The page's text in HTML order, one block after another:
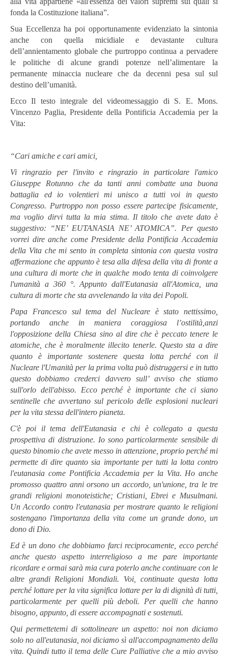
fonda la Costituzione italiana”.
Sua Eccellenza ha poi opportunamente evidenziato la sintonia
anche con quella micidiale e devastante cultura
dell’annientamento globale che purtroppo continua a pervadere
le politiche di alcune grandi potenze nell’alimentare la
permanente minaccia nucleare che da decenni pesa sul sul
destino dell’umanità.
Ecco Il testo integrale del videomessaggio di S. E. Mons.
Vincenzo Paglia, Presidente della Pontificia Accademia per la
Vita:
“Cari amiche e cari amici,
Vi ringrazio per l'invito e ringrazio in particolare l'amico
Giuseppe Rotunno che da tanti anni combatte una buona
battaglia ed io volentieri mi unisco a tutti voi in questo
Congresso. Purtroppo non posso essere partecipe fisicamente,
ma voglio dirvi tutta la mia stima. Il titolo che avete dato è
suggestivo: “NE’ EUTANASIA NE’ ATOMICA”. Per questo
vorrei dire anche come Presidente della Pontificia Accademia
della Vita che mi sento in completa sintonia con questa vostra
affermazione che appunto è tesa alla difesa della vita di fronte a
una cultura di morte che in qualche modo tenta di coinvolgere
l'umanità a 360 °. Appunto dall'Eutanasia all'Atomica, una
cultura di morte che sta avvelenando la vita dei Popoli.
Papa Francesco sul tema del Nucleare è stato nettissimo,
portando anche in maniera coraggiosa l’ostilità,anzi
l'opposizione della Chiesa sino al dire che è peccato tenere le
atomiche, che è moralmente illecito tenerle. Questo sta a dire
quanto è importante sostenere questa lotta perché con il
Nucleare l'Umanità per la prima volta può distruggersi e in tutto
questo dobbiamo crederci davvero sull’ avviso che stiamo
sull'orlo dell'abisso. Ecco perché è importante che ci siano
sentinelle che avvertano sul pericolo delle esplosioni nucleari
per la vita stessa dell'intero pianeta.
C'è poi il tema dell'Eutanasia e chi è collegato a questa
prospettiva di distruzione. Io sono particolarmente sensibile di
questo binomio che avete messo in attenzione, proprio perché mi
permette di dire quanto sia importante per tutti la lotta contro
l'eutanasia come Pontificia Accademia per la Vita. Ho anche
promosso quattro anni orsono un accordo, un'unione, tra le tre
grandi religioni monoteistiche; Cristiani, Ebrei e Musulmani.
Un Accordo contro l'eutanasia per mostrare quanto le religioni
sostengano l'importanza della vita come un grande dono, un
dono di Dio.
Ed è un dono che dobbiamo farci reciprocamente, ecco perché
anche questo aspetto interreligioso a me pare importante
ricordare e ormai sarà mia cura poterlo anche continuare con le
altre grandi Religioni Mondiali. Voi, continuate questa lotta
perché lottare per la vita significa lottare per la di dignità di tutti,
particolarmente per quelli più deboli. Per quelli che hanno
bisogno, appunto, di essere accompagnati e sostenuti.
Qui permettetemi di sottolineare un aspetto: noi non diciamo
solo no all'eutanasia, noi diciamo sì all'accompagnamento della
vita. Quindi tutto il tema delle Cure Palliative che a mio avviso